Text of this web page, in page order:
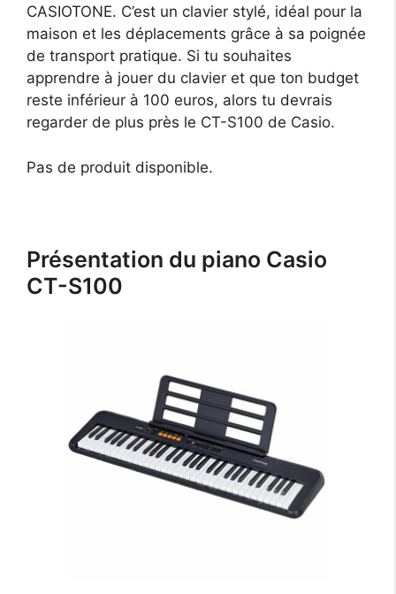
CASIOTONE. C’est un clavier stylé, idéal pour la
maison et les déplacements grâce à sa poignée
de transport pratique. Si tu souhaites
apprendre à jouer du clavier et que ton budget
reste inférieur à 100 euros, alors tu devrais
regarder de plus près le CT-S100 de Casio.
Pas de produit disponible.
Présentation du piano Casio
CT-S100